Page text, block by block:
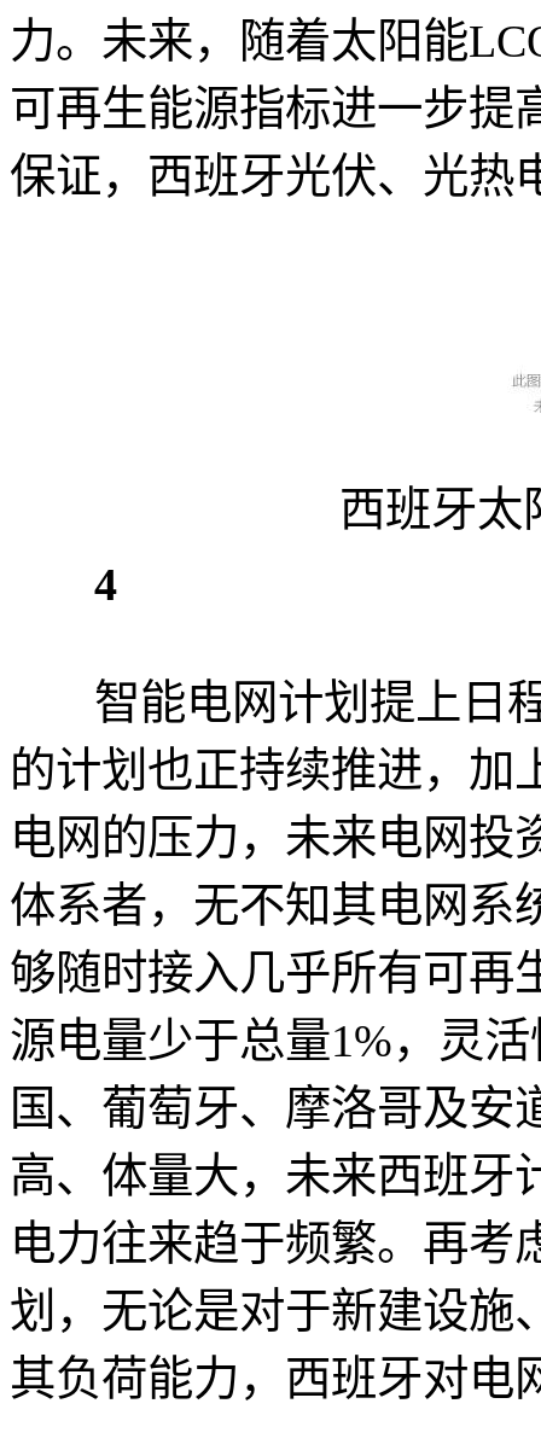
力。未来，随着太阳能
可再生能源指标进一步提
保证，西班牙光伏、光热
西班牙太
4
智能电网计划提上日程
的计划也正持续推进，加
电网的压力，未来电网投
体系者，无不知其电网系
够随时接入几乎所有可再
源电量少于总量1%，灵
国、葡萄牙、摩洛哥及
高、体量大，未来西班牙
电力往来趋于频繁。再考
划，无论是对于新建设施
其负荷能力，西班牙对电